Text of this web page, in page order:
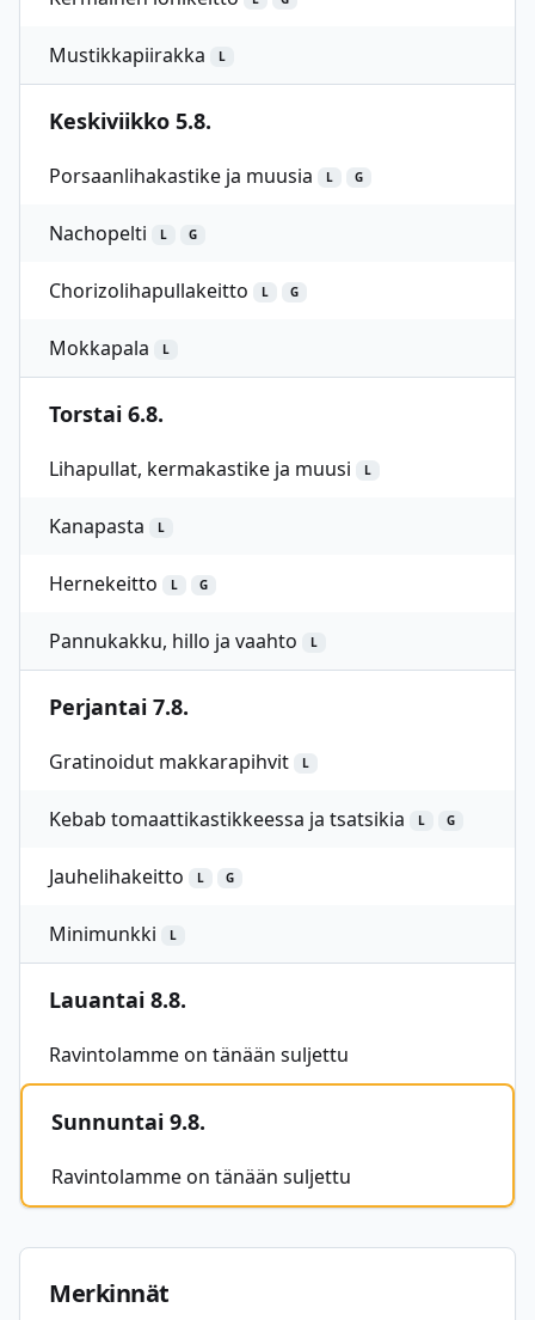
Mustikkapiirakka L
Keskiviikko 5.8.
Porsaanlihakastike ja muusia L G
Nachopelti L G
Chorizolihapullakeitto L G
Mokkapala L
Torstai 6.8.
Lihapullat, kermakastike ja muusi L
Kanapasta L
Hernekeitto L G
Pannukakku, hillo ja vaahto L
Perjantai 7.8.
Gratinoidut makkarapihvit L
Kebab tomaattikastikkeessa ja tsatsikia L G
Jauhelihakeitto L G
Minimunkki L
Lauantai 8.8.
Ravintolamme on tänään suljettu
Sunnuntai 9.8.
Ravintolamme on tänään suljettu
Merkinnät